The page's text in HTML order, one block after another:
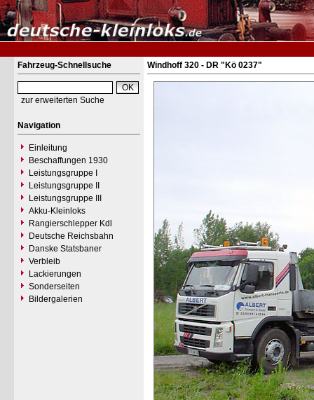
Fahrzeug-Schnellsuche
zur erweiterten Suche
Navigation
Einleitung
Beschaffungen 1930
Leistungsgruppe I
Leistungsgruppe II
Leistungsgruppe III
Akku-Kleinloks
Rangierschlepper Kdl
Deutsche Reichsbahn
Danske Statsbaner
Verbleib
Lackierungen
Sonderseiten
Bildergalerien
Windhoff 320 - DR "Kö 0237"